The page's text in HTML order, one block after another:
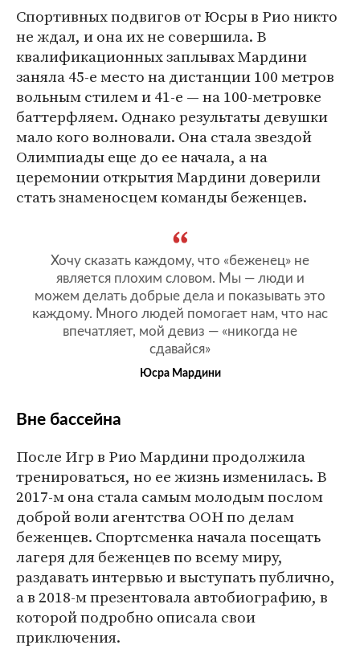
Спортивных подвигов от Юсры в Рио никто
не ждал, и она их не совершила. В
квалификационных заплывах Мардини
заняла 45-е место на дистанции 100 метров
вольным стилем и 41-е — на 100-метровке
баттерфляем. Однако результаты девушки
мало кого волновали. Она стала звездой
Олимпиады еще до ее начала, а на
церемонии открытия Мардини доверили
стать знаменосцем команды беженцев.
Хочу сказать каждому, что «беженец» не
является плохим словом. Мы — люди и
можем делать добрые дела и показывать это
каждому. Много людей помогает нам, что нас
впечатляет, мой девиз — «никогда не
сдавайся»
Юсра Мардини
Вне бассейна
После Игр в Рио Мардини продолжила
тренироваться, но ее жизнь изменилась. В
2017-м она стала самым молодым послом
доброй воли агентства ООН по делам
беженцев. Спортсменка начала посещать
лагеря для беженцев по всему миру,
раздавать интервью и выступать публично,
а в 2018-м презентовала автобиографию, в
которой подробно описала свои
приключения.